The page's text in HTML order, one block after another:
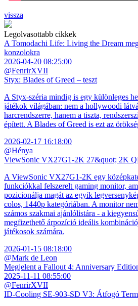
vissza
Legolvasottabb cikkek
A Tomodachi Life: Living the Dream
konzolokra
2026-04-20 08:25:00
@FenrirXVII
Styx: Blades of Greed – teszt
A Styx-széria mindig is egy különleges
játékok világában: nem a hollywoodi
harcrendszerre, hanem a tiszta,
épített. A Blades of Greed is ezt az
2026-02-17 16:18:00
@Hénya
ViewSonic VX27G1-2K 27&quot; 2K
A ViewSonic VX27G1-2K egy
funkciókkal felszerelt gaming monitor,
pozicionálja magát az egyik
colos, 1440p kategóriában. A monitor
számos szakmai ajánlólistára - a
megfizethető árpozíció ideális
játékosok számára.
2026-01-15 08:18:00
@Mark de Leon
Megjelent a Fallout 4: Anniversary
2025-11-11 08:55:00
@FenrirXVII
ID-Cooling SE-903-SD V3: Átfogó